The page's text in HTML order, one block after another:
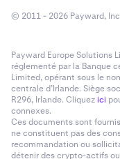
© 2011 - 2026 Payward,
Payward Europe Solutions
réglementé par la Banque
Limited, opérant sous le
centrale d’Irlande. Siège
R296, Irlande. Cliquezici
connexes.
Ces documents sont
ne constituent pas des
recommandation ou
détenir des crypto-actifs